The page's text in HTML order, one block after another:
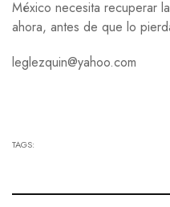
México necesita recuperar
ahora, antes de que lo
leglezquin@yahoo.com
TAGS: